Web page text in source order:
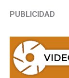
PUBLICIDAD